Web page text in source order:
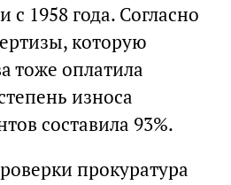
с 1958 года. Согласно
которую
тоже оплатила
износа
составила 93%.
прокуратура